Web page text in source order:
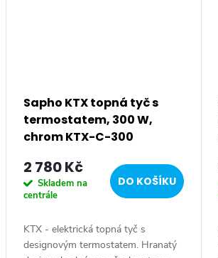
Sapho KTX topná tyč s
termostatem, 300 W,
chrom KTX-C-300
2 780 Kč
Skladem na
centrále
DO KOŠÍKU
KTX - elektrická topná tyč s
designovým termostatem. Hranatý